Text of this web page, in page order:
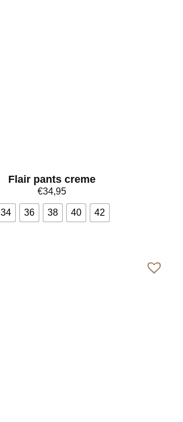
Flair pants creme
€34,95
34 36 38 40 42